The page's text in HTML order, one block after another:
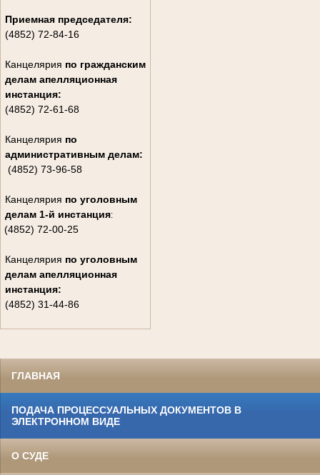
Приемная председателя:
(4852) 72-84-16
Канцелярия по гражданским
делам апелляционная
инстанция:
(4852) 72-61-68
Канцелярия по
административным делам:
(4852) 73-96-58
Канцелярия по уголовным
делам 1-й инстанция:
(4852) 72-00-25
Канцелярия по уголовным
делам апелляционная
инстанция:
(4852) 31-44-86
ГЛАВНАЯ
ПОДАЧА ПРОЦЕССУАЛЬНЫХ ДОКУМЕНТОВ В
ЭЛЕКТРОННОМ ВИДЕ
О СУДЕ